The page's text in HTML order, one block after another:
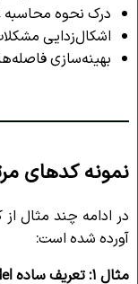
درک نحوه محاسبه
اشکال‌زدایی
بهینه‌سازی
نمونه کدهای
آورده شده است:
مثال ۱: تعریف ساده box model